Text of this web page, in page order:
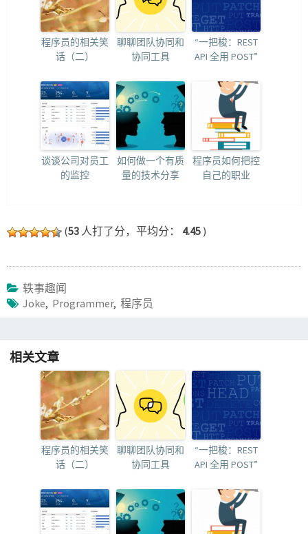
程序员的相关笑
话（二）
聊聊团队协同和
协同工具
“一把梭：REST
API 全用 POST”
谈谈公司对员工
的监控
如何做一个有质
量的技术分享
程序员如何把控
自己的职业
(53 人打了分，平均分： 4.45 )
轶事趣闻
Joke, Programmer, 程序员
相关文章
程序员的相关笑
话（二）
聊聊团队协同和
协同工具
“一把梭：REST
API 全用 POST”